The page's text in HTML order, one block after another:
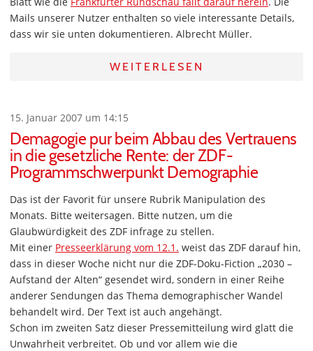
Mails unserer Nutzer enthalten so viele interessante Details,
dass wir sie unten dokumentieren. Albrecht Müller.
WEITERLESEN
15. Januar 2007 um 14:15
Demagogie pur beim Abbau des Vertrauens
in die gesetzliche Rente: der ZDF-
Programmschwerpunkt Demographie
Das ist der Favorit für unsere Rubrik Manipulation des
Monats. Bitte weitersagen. Bitte nutzen, um die
Glaubwürdigkeit des ZDF infrage zu stellen.
Mit einer Presseerklärung vom 12.1. weist das ZDF darauf hin,
dass in dieser Woche nicht nur die ZDF-Doku-Fiction „2030 –
Aufstand der Alten“ gesendet wird, sondern in einer Reihe
anderer Sendungen das Thema demographischer Wandel
behandelt wird. Der Text ist auch angehängt.
Schon im zweiten Satz dieser Pressemitteilung wird glatt die
Unwahrheit verbreitet. Ob und vor allem wie die